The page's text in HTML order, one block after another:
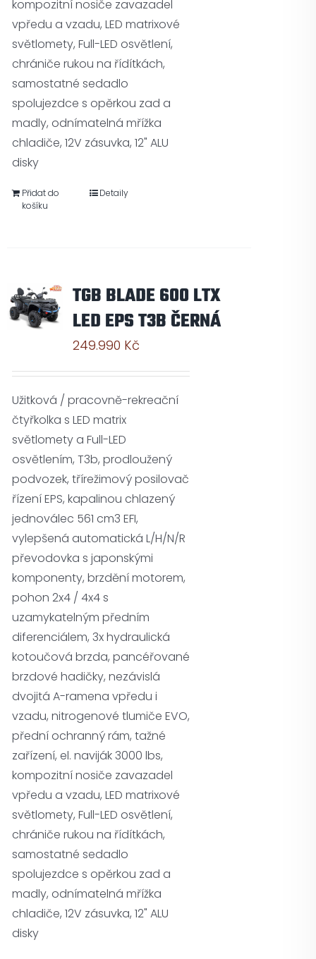
kompozitní nosiče zavazadel
vpředu a vzadu, LED matrixové
světlomety, Full-LED osvětlení,
chrániče rukou na řídítkách,
samostatné sedadlo
spolujezdce s opěrkou zad a
madly, odnímatelná mřížka
chladiče, 12V zásuvka, 12" ALU
disky
Přidat do
košíku
Detaily
TGB BLADE 600 LTX
LED EPS T3B ČERNÁ
249.990 Kč
Užitková / pracovně-rekreační
čtyřkolka s LED matrix
světlomety a Full-LED
osvětlením, T3b, prodloužený
podvozek, třírežimový posilovač
řízení EPS, kapalinou chlazený
jednoválec 561 cm3 EFI,
vylepšená automatická L/H/N/R
převodovka s japonskými
komponenty, brzdění motorem,
pohon 2x4 / 4x4 s
uzamykatelným předním
diferenciálem, 3x hydraulická
kotoučová brzda, pancéřované
brzdové hadičky, nezávislá
dvojitá A-ramena vpředu i
vzadu, nitrogenové tlumiče EVO,
přední ochranný rám, tažné
zařízení, el. naviják 3000 lbs,
kompozitní nosiče zavazadel
vpředu a vzadu, LED matrixové
světlomety, Full-LED osvětlení,
chrániče rukou na řídítkách,
samostatné sedadlo
spolujezdce s opěrkou zad a
madly, odnímatelná mřížka
chladiče, 12V zásuvka, 12" ALU
disky